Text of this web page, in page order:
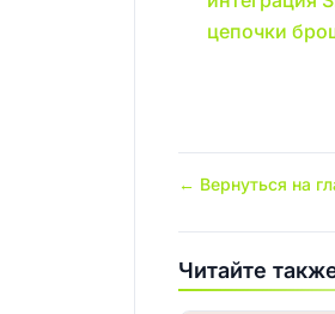
цепочки
← Вернуться на
Читайте